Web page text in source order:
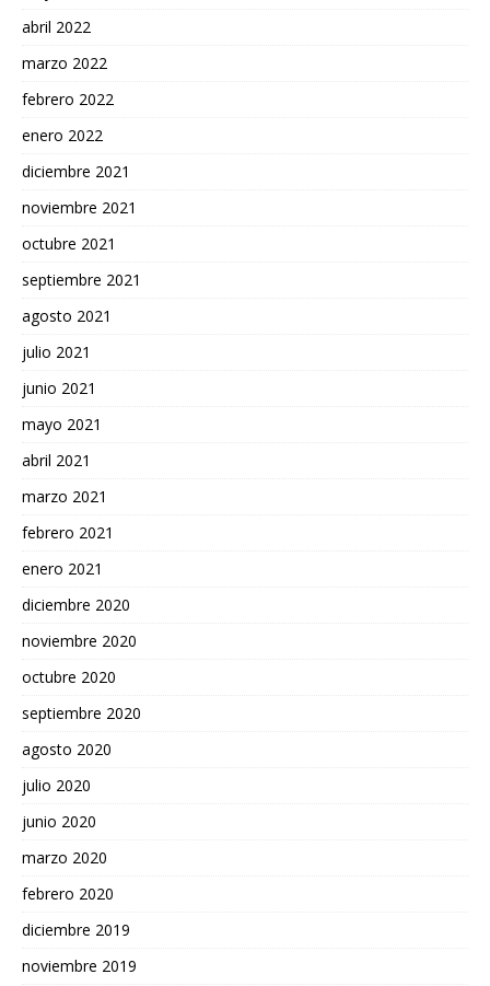
abril 2022
marzo 2022
febrero 2022
enero 2022
diciembre 2021
noviembre 2021
octubre 2021
septiembre 2021
agosto 2021
julio 2021
junio 2021
mayo 2021
abril 2021
marzo 2021
febrero 2021
enero 2021
diciembre 2020
noviembre 2020
octubre 2020
septiembre 2020
agosto 2020
julio 2020
junio 2020
marzo 2020
febrero 2020
diciembre 2019
noviembre 2019